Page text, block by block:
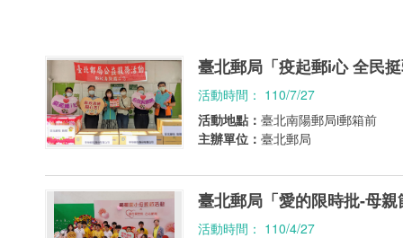
臺北郵局「疫起郵i心 全民
活動時間： 110/7/27
活動地點： 臺北南陽郵局i郵箱前
主辦單位： 臺北郵局
臺北郵局「愛的限時批-母
活動時間： 110/4/27